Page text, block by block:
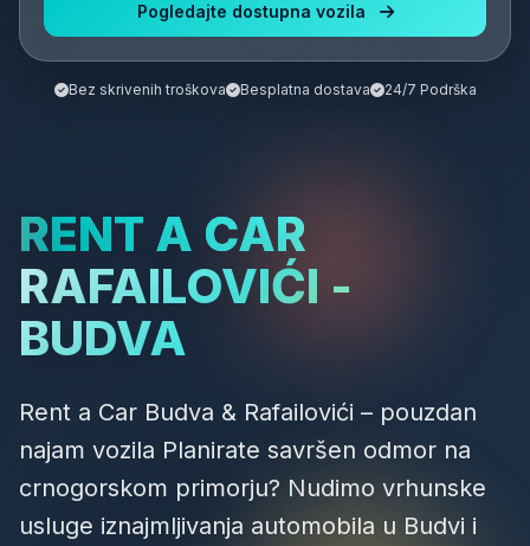
RENT A CAR
RAFAILOVIĆI -
BUDVA
Rent a Car Budva & Rafailovići – pouzdan
najam vozila Planirate savršen odmor na
crnogorskom primorju? Nudimo vrhunske
usluge iznajmljivanja automobila u Budvi i
Pogledajte dostupna vozila
Bez skrivenih troškova Besplatna dostava 24/7 Podrška